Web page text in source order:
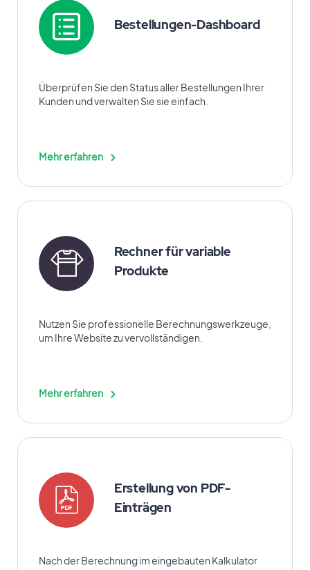
Bestellungen-Dashboard
Überprüfen Sie den Status aller Bestellungen Ihrer
Kunden und verwalten Sie sie einfach.
Mehr erfahren
Rechner für variable
Produkte
Nutzen Sie professionelle Berechnungswerkzeuge,
um Ihre Website zu vervollständigen.
Mehr erfahren
Erstellung von PDF-
Einträgen
Nach der Berechnung im eingebauten Kalkulator